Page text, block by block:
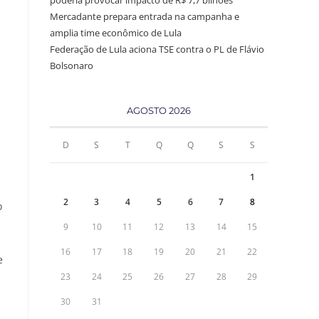
Mercadante prepara entrada na campanha e
amplia time econômico de Lula
Federação de Lula aciona TSE contra o PL de Flávio
Bolsonaro
AGOSTO 2026
D S T Q Q S S
1
2 3 4 5 6 7 8
9 10 11 12 13 14 15
16 17 18 19 20 21 22
23 24 25 26 27 28 29
30 31